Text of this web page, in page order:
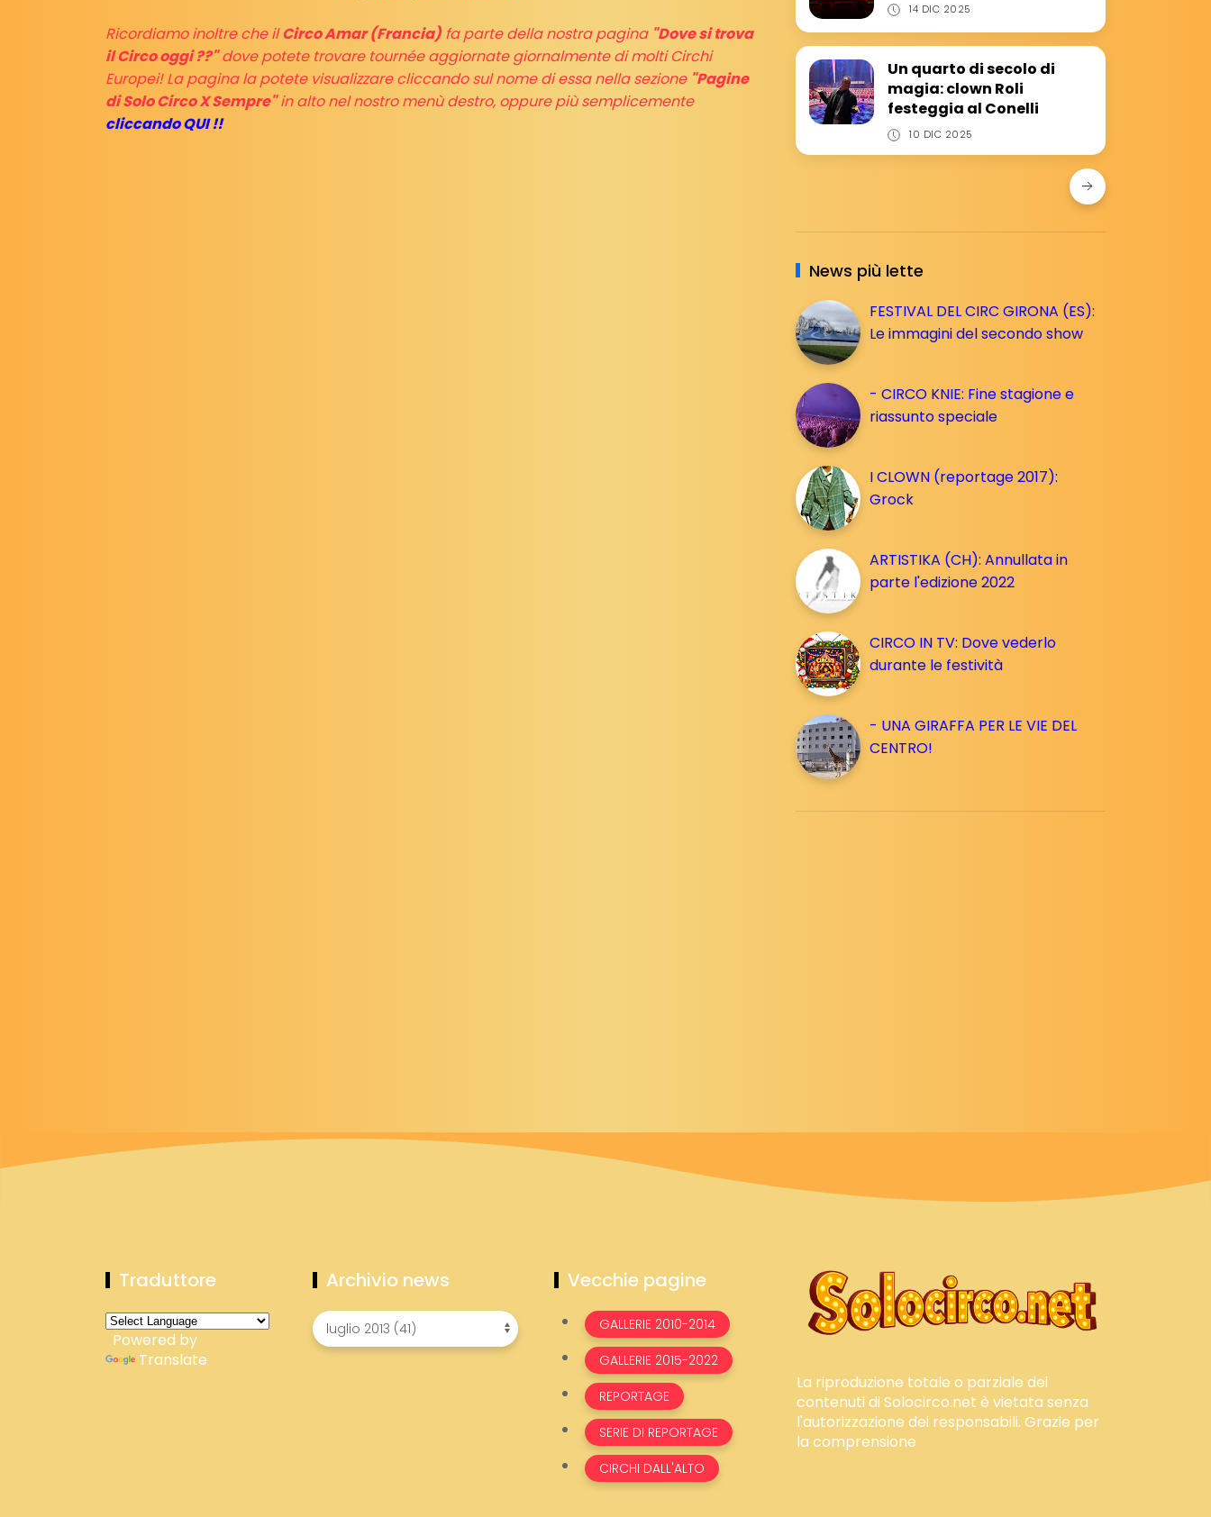
Ricordiamo inoltre che ilCirco Amar (Francia) fa parte della nostra pagina "Dove si trova
il Circo oggi ??"dove potete trovare tournée aggiornate giornalmente di molti Circhi
Europei! La pagina la potete visualizzare cliccando sul nome di essa nella sezione "Pagine
di Solo Circo X Sempre"in alto nel nostro menù destro, oppure più semplicemente
cliccando QUI !!
14 DIC 2025
Un quarto di secolo di
magia: clown Roli
festeggia al Conelli
10 DIC 2025
News più lette
FESTIVAL DEL CIRC GIRONA (ES):
Le immagini del secondo show
- CIRCO KNIE: Fine stagione e
riassunto speciale
I CLOWN (reportage 2017):
Grock
ARTISTIKA (CH): Annullata in
parte l'edizione 2022
CIRCO IN TV: Dove vederlo
durante le festività
- UNA GIRAFFA PER LE VIE DEL
CENTRO!
Traduttore
Powered by
Translate
Archivio news Vecchie pagine
GALLERIE 2010-2014
GALLERIE 2015-2022
REPORTAGE
SERIE DI REPORTAGE
CIRCHI DALL'ALTO
La riproduzione totale o parziale dei
contenuti di Solocirco.net è vietata senza
l'autorizzazione dei responsabili. Grazie per
la comprensione